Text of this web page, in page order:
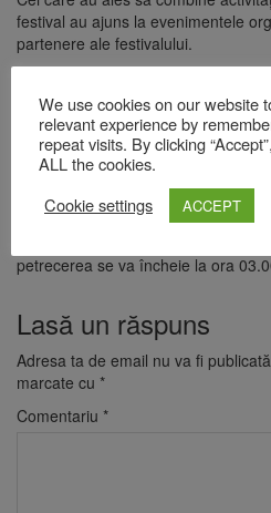
festival au ajuns la evenimentele
partenere ale festivalului.
urca germanul Claptone, HVMZA,
proiectul Day Dreamers, iar la
cu duo-ul Chase & Status, care la
recompensat cu un BRIT Award la
cu Deliric x Silent Strike, Killa
Memphys & Blocksberg, MC Dylma
petrecerea se va încheie la ora
Lasă un răspuns
Adresa ta de email nu va fi
marcate cu *
Comentariu *
We use cookies on our website
relevant experience by
repeat visits. By clicking
ALL the cookies.
Cookie settings
ACCEPT